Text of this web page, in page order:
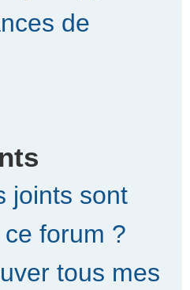
de
joints sont
forum ?
tous mes